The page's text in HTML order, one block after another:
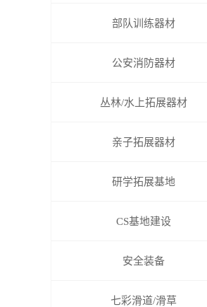
部队训练器材
公安消防器材
丛林/水上拓展器材
亲子拓展器材
研学拓展基地
CS基地建设
安全装备
七彩滑道/滑草